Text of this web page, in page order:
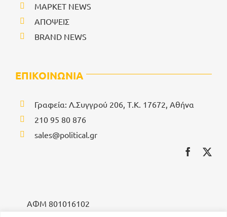
ΜΑΡΚΕΤ NEWS
ΑΠΟΨΕΙΣ
BRAND NEWS
ΕΠΙΚΟΙΝΩΝΙΑ
Γραφεία: Λ.Συγγρού 206, Τ.Κ. 17672, Αθήνα
210 95 80 876
sales@political.gr
ΑΦΜ 801016102